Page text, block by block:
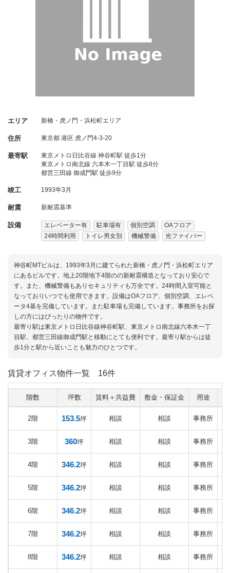
エリア 新橋・虎ノ門・浜松町エリア
住所 東京都 港区 虎ノ門4-3-20
最寄駅
東京メトロ日比谷線 神谷町駅 徒歩1分
東京メトロ南北線 六本木一丁目駅 徒歩8分
都営三田線 御成門駅 徒歩9分
竣工 1993年3月
耐震 新耐震基準
設備 エレベーター有 駐車場有 個別空調
OAフロア
24時間利用
トイレ男女別 機械警備 光ファイバー
神谷町MTビルは、1993年3月に建てられた新橋・虎ノ門・浜松町エリア
にあるビルです。地上20階地下4階のの新耐震構造となっており安心で
す。また、機械警備もありセキュリティも万全です。24時間入室可能と
なっておりいつでも使用できます。設備はOAフロア、個別空調、エレベ
ータ4基を完備しています。また駐車場も完備しています。事務所をお探
しの方にはぴったりの物件です。
最寄り駅は東京メトロ日比谷線神谷町駅、東京メトロ南北線六本木一丁
目駅、都営三田線御成門駅と移動にとても便利です。最寄り駅からは徒
歩1分と駅から近いことも魅力のひとつです。
賃貸オフィス物件一覧 16件
階数 坪数 賃料＋共益費 敷金・保証金 用途
2階 153.5坪 相談 相談 事務所
3階 360坪 相談 相談 事務所
4階 346.2坪 相談 相談 事務所
5階 346.2坪 相談 相談 事務所
6階 346.2坪 相談 相談 事務所
7階 346.2坪 相談 相談 事務所
8階 346.2坪 相談 相談 事務所